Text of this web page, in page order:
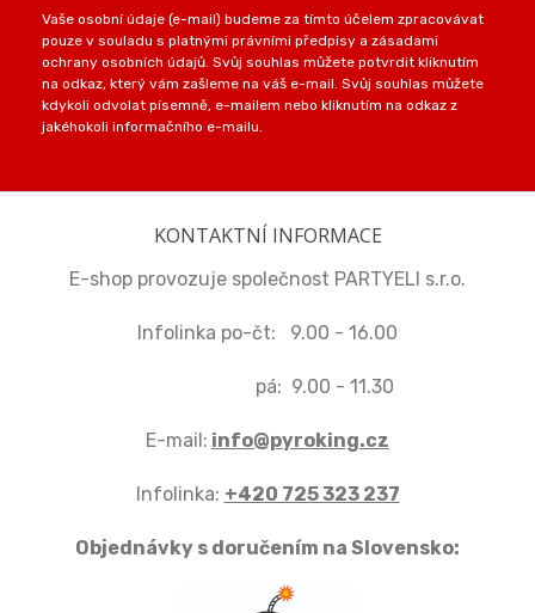
Vaše osobní údaje (e-mail) budeme za tímto účelem zpracovávat
pouze v souladu s platnými právními předpisy a zásadami
ochrany osobních údajů. Svůj souhlas můžete potvrdit kliknutím
na odkaz, který vám zašleme na váš e-mail. Svůj souhlas můžete
kdykoli odvolat písemně, e-mailem nebo kliknutím na odkaz z
jakéhokoli informačního e-mailu.
KONTAKTNÍ INFORMACE
E-shop provozuje společnost PARTYELI s.r.o.
Infolinka po-čt: 9.00 - 16.00
pá: 9.00 - 11.30
E-mail: info@pyroking.cz
Infolinka: +420 725 323 237
Objednávky s doručením na Slovensko: